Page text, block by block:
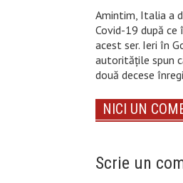
Amintim, Italia a
Covid-19 după
acest ser. Ieri în
autoritățile spun
două decese
NICI UN
Scrie un